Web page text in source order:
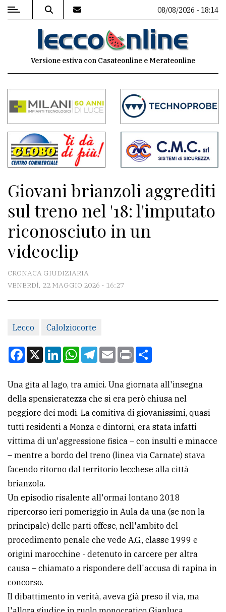
MENU
commenti
Contenuti
del
sito
Meteo
CONTATTI
La
Scrivici
tua
pubblicità
CERCA
Cerca
per
comune
Ricerca
avanzata
LE
ALTRE
TESTATE
PRIVACY
08/08/2026 - 18:14
Versione estiva con Casateonline e Merateonline
Giovani brianzoli aggrediti
sul treno nel '18: l'imputato
riconosciuto in un
videoclip
CRONACA GIUDIZIARIA
VENERDÌ, 22 MAGGIO 2026 - 16:27
Lecco Calolziocorte
Facebook
X LinkedInWhatsApp
Telegram
EmailPrint
Una gita al lago, tra amici. Una giornata all'insegna
della spensieratezza che si era però chiusa nel
peggiore dei modi. La comitiva di giovanissimi, quasi
tutti residenti a Monza e dintorni, era stata infatti
vittima di un'aggressione fisica – con insulti e minacce
– mentre a bordo del treno (linea via Carnate) stava
facendo ritorno dal territorio lecchese alla città
brianzola.
Un episodio risalente all'ormai lontano 2018
ripercorso ieri pomeriggio in Aula da una (se non la
principale) delle parti offese, nell'ambito del
procedimento penale che vede A.G., classe 1999 e
origini marocchine - detenuto in carcere per altra
causa – chiamato a rispondere dell'accusa di rapina in
concorso.
Il dibattimento in verità, aveva già preso il via, ma